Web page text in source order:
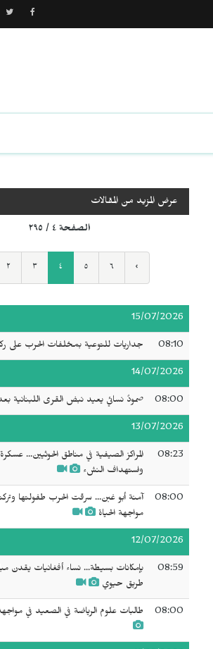
عرض المزيد من المقالات
الصفحة ٤ / ٢٩٥
٢ ٣ ٤ ٥ ٦ ›
15/07/2026
08:10 جداريات للتوعية بمخلفات الحرب على
14/07/2026
08:00 صمودٌ نسائي يعيد نبض القرى اللبنانية
13/07/2026
08:23
المراكز الصيفية في مناطق الحوثيين...
واستهداف النشء
08:00
آمنة أبو غبن... سرقت الحرب طفولتها
مواجهة الحياة
12/07/2026
08:59
بإمكانات بسيطة... نساء أفغانيات يقدن
طريق حيوي
08:00 طالبات علوم الرياضة في الصعيد في